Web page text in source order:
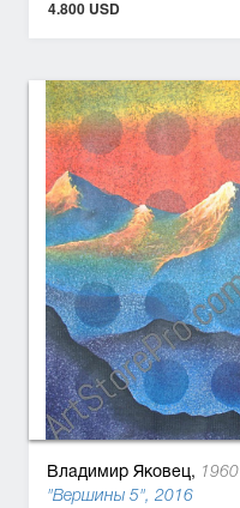
4.800 USD
Владимир Яковец, 1960
"Вершины 5", 2016